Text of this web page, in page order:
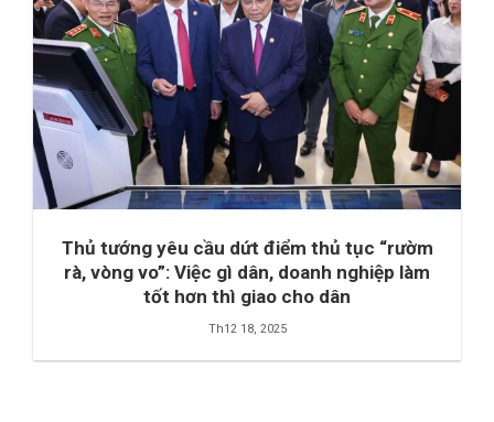
Thủ tướng yêu cầu dứt điểm thủ tục “rườm
rà, vòng vo”: Việc gì dân, doanh nghiệp làm
tốt hơn thì giao cho dân
Th12 18, 2025